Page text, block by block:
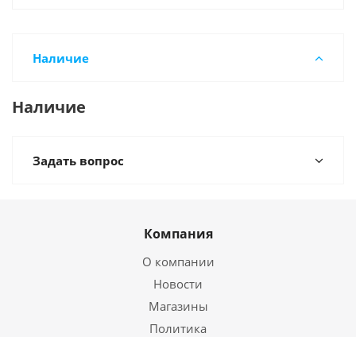
Наличие
Наличие
Задать вопрос
Компания
О компании
Новости
Магазины
Политика